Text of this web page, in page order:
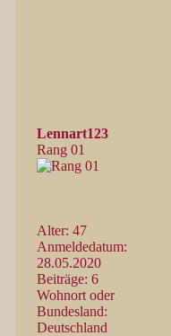
Lennart123
Rang 01
Alter: 47
Anmeldedatum:
28.05.2020
Beiträge: 6
Wohnort oder
Bundesland:
Deutschland